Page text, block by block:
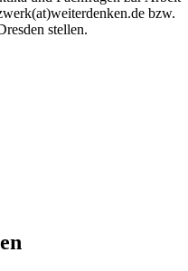
bzw.
stellen.